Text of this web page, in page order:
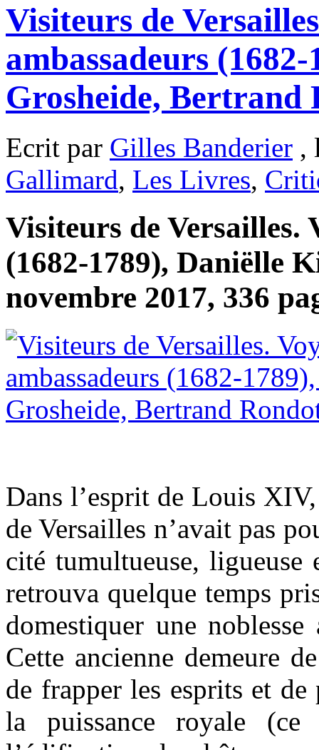
Visiteurs de
ambassadeurs
Grosheide, Bertrand
Ecrit par Gilles Banderier ,
Gallimard, Les Livres,
Visiteurs de Versailles.
(1682-1789), Daniëlle
novembre 2017, 336
Dans l’esprit de Louis
de Versailles n’avait pas
cité tumultueuse, ligueuse
retrouva quelque temps
domestiquer une
Cette ancienne demeure
de frapper les esprits et de
la puissance royale (ce